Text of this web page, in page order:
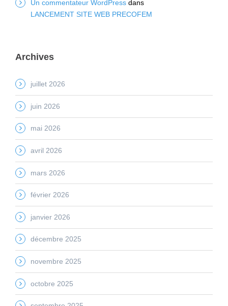
Un commentateur WordPress dans
LANCEMENT SITE WEB PRECOFEM
Archives
juillet 2026
juin 2026
mai 2026
avril 2026
mars 2026
février 2026
janvier 2026
décembre 2025
novembre 2025
octobre 2025